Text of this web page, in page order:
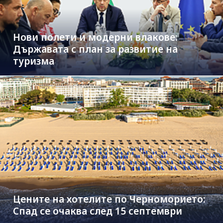
Нови полети и модерни влакове:
Държавата с план за развитие на
туризма
Цените на хотелите по Черноморието:
Спад се очаква след 15 септември